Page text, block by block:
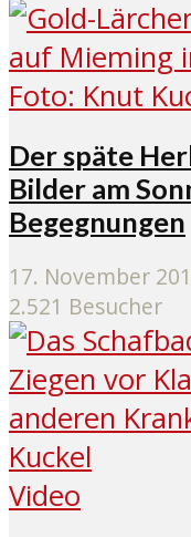
Der späte
Bilder am
Begegnungen
17. November
2.521 Besucher
Video